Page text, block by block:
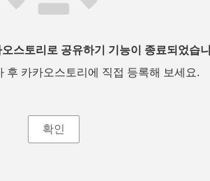
스토리로 공유하기 기능이 종료되었습
후 카카오스토리에 직접 등록해 보세요.
확인